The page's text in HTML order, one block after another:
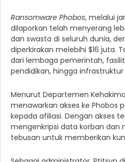
Ransomware Phobos, melalui
dilaporkan telah menyerang
dan swasta di seluruh dunia,
diperkirakan melebihi $16 juta.
dari lembaga pemerintah,
pendidikan, hingga
Menurut Departemen
menawarkan akses ke Phobos
kepada afiliasi. Dengan akses
mengenkripsi data korban
tebusan untuk memberikan